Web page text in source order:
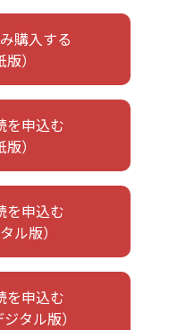
購入する
版）
を申込む
版）
を申込む
ル版）
を申込む
タル版）